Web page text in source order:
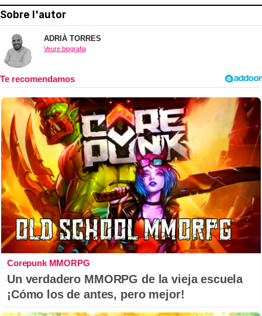
Sobre l'autor
ADRIÀ TORRES
Veure biografia
Corepunk MMORPG
Un verdadero MMORPG de la vieja escuela
¡Cómo los de antes, pero mejor!